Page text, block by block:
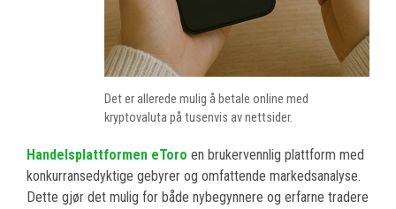
Det er allerede mulig å betale online med
kryptovaluta på tusenvis av nettsider.
Handelsplattformen eToro en brukervennlig plattform med
konkurransedyktige gebyrer og omfattende markedsanalyse.
Dette gjør det mulig for både nybegynnere og erfarne tradere